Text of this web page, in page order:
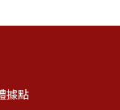
據點